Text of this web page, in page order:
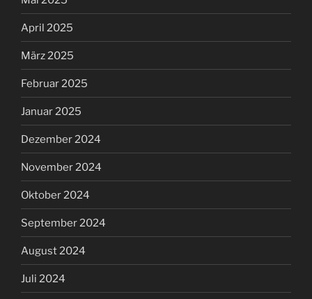
April 2025
März 2025
Februar 2025
Januar 2025
Dezember 2024
November 2024
Oktober 2024
September 2024
August 2024
Juli 2024